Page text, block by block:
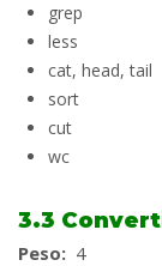
grep
less
cat, head, tail
sort
cut
wc
3.3
Peso: 4